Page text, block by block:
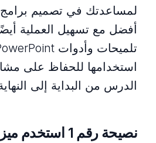
استخدامها للحفاظ على
الدرس من البداية إلى
نصيحة رقم 1